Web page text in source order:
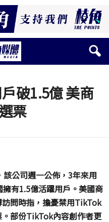
破1.5億 美商
票
公司週一公佈， 3年來用
擁有1.5億活躍用戶。美國商
問時指，擔憂禁用TikTok
部份TikTok內容創作者更